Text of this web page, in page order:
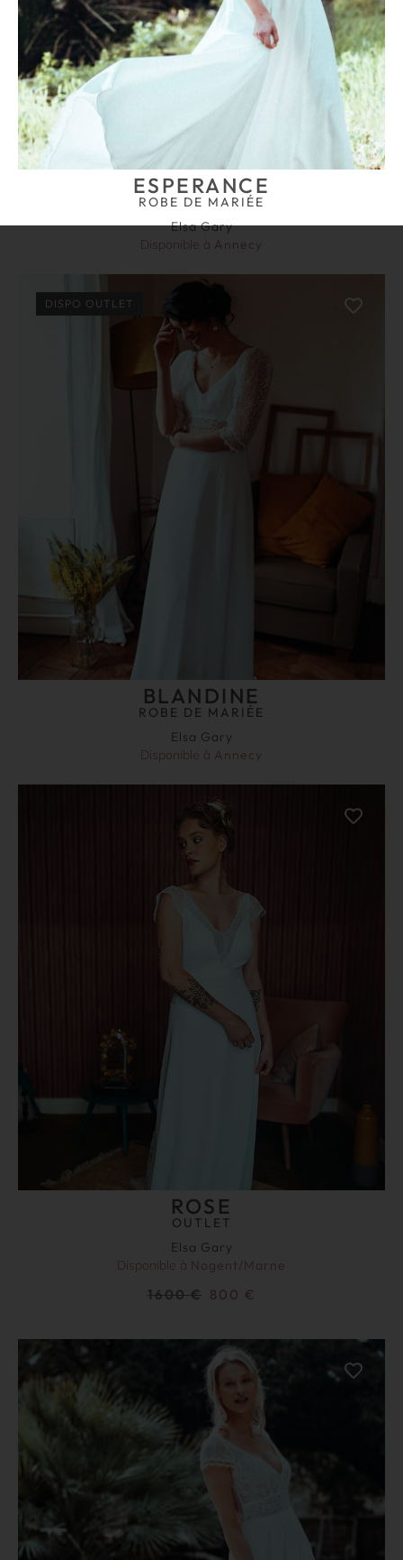
ESPERANCE
ROBE DE MARIÉE
Elsa Gary
Disponible à Annecy
DISPO OUTLET
BLANDINE
ROBE DE MARIÉE
Elsa Gary
Disponible à Annecy
ROSE
OUTLET
Elsa Gary
Disponible à Nogent/Marne
1600€ 800 €